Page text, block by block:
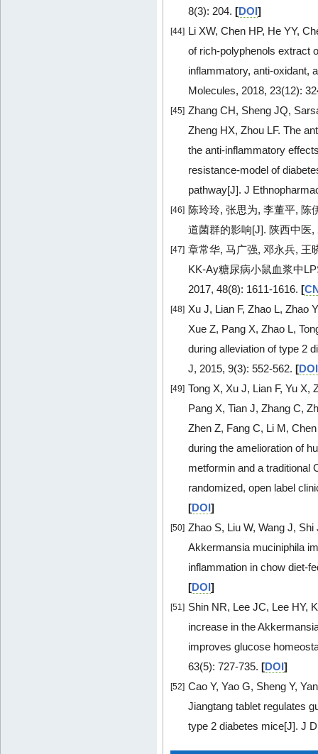
8(3): 204. [DOI]
[44] Li XW, Chen HP, He YY,
of rich-polyphenols extract
inflammatory, anti-oxidant,
Molecules, 2018, 23(12):
[45] Zhang CH, Sheng JQ,
Zheng HX, Zhou LF. The
the anti-inflammatory
resistance-model of
pathway[J]. J
[46] 陈玲玲, 张思为, 李董平, 陈
道菌群的影响[J]. 陕西中医
[47] 章常华, 马广强, 邓永兵, 王
KK-Ay糖尿病小鼠血浆中
2017, 48(8): 1611-1616. [
[48] Xu J, Lian F, Zhao L, Zhao
Xue Z, Pang X, Zhao L,
during alleviation of type 2
J, 2015, 9(3): 552-562. [DOI
[49] Tong X, Xu J, Lian F, Yu X,
Pang X, Tian J, Zhang C,
Zhen Z, Fang C, Li M,
during the amelioration of
metformin and a traditional
randomized, open label
[DOI]
[50] Zhao S, Liu W, Wang J,
Akkermansia muciniphila
inflammation in chow diet-
[DOI]
[51] Shin NR, Lee JC, Lee HY,
increase in the
improves glucose
63(5): 727-735. [DOI]
[52] Cao Y, Yao G, Sheng Y,
Jiangtang tablet regulates
type 2 diabetes mice[J]. J